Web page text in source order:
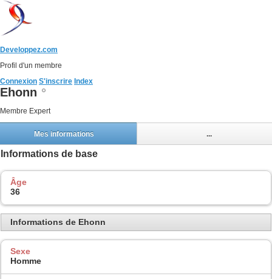
Developpez.com
Profil d'un membre
Connexion S'inscrire Index
Ehonn
Membre Expert
Mes informations ...
Informations de base
Âge
36
Informations de Ehonn
Sexe
Homme